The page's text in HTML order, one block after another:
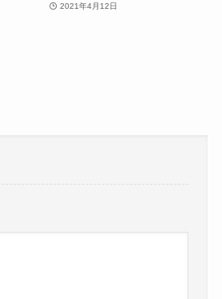
2021年4月12日